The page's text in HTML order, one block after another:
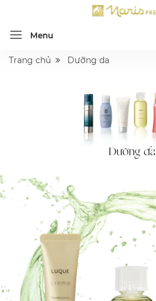
Menu
Trang chủ Dưỡng da
Dưỡng da